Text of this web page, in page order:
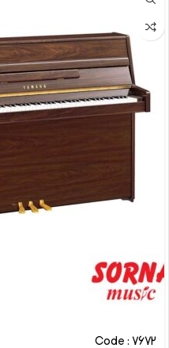
Code : 7672